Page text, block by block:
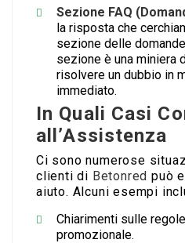
Sezione FAQ
la risposta che
sezione delle
sezione è una miniera
risolvere un dubbio in
immediato.
In Quali Casi
all’Assistenza
Ci sono numerose
clienti di Betonred può
aiuto. Alcuni esempi
Chiarimenti sulle
promozionale.